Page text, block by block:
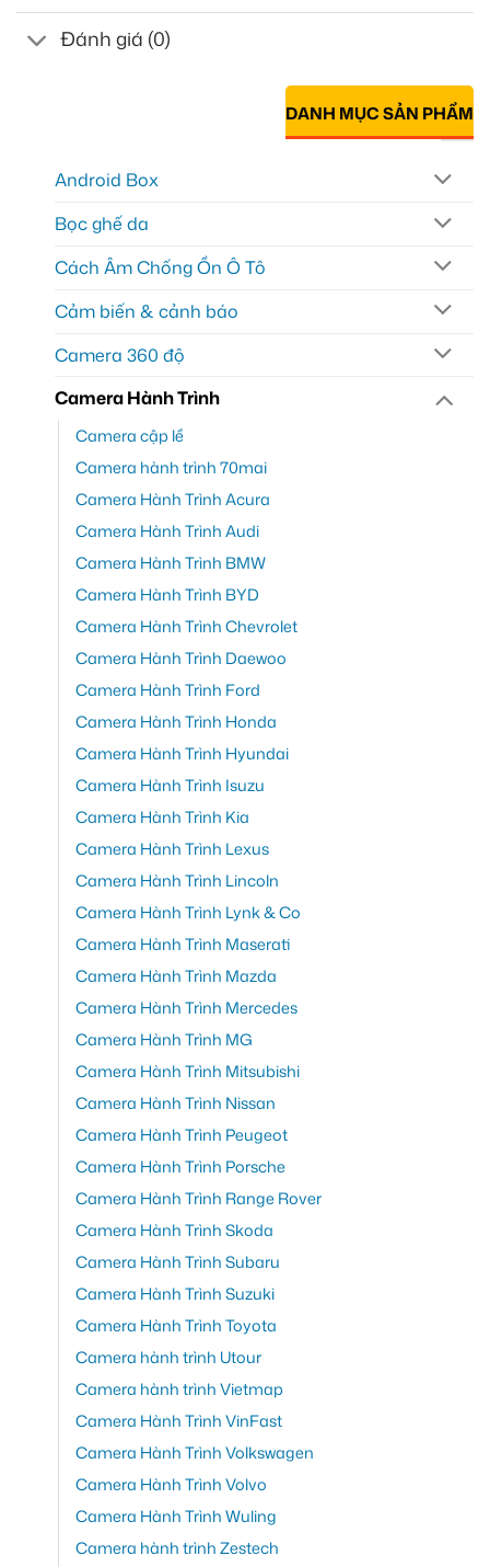
Đánh giá (0)
DANH MỤC SẢN PHẨM
Android Box
Bọc ghế da
Cách Âm Chống Ồn Ô Tô
Cảm biến & cảnh báo
Camera 360 độ
Camera Hành Trình
Camera cập lề
Camera hành trình 70mai
Camera Hành Trình Acura
Camera Hành Trình Audi
Camera Hành Trình BMW
Camera Hành Trình BYD
Camera Hành Trình Chevrolet
Camera Hành Trình Daewoo
Camera Hành Trình Ford
Camera Hành Trình Honda
Camera Hành Trình Hyundai
Camera Hành Trình Isuzu
Camera Hành Trình Kia
Camera Hành Trình Lexus
Camera Hành Trình Lincoln
Camera Hành Trình Lynk & Co
Camera Hành Trình Maserati
Camera Hành Trình Mazda
Camera Hành Trình Mercedes
Camera Hành Trình MG
Camera Hành Trình Mitsubishi
Camera Hành Trình Nissan
Camera Hành Trình Peugeot
Camera Hành Trình Porsche
Camera Hành Trình Range Rover
Camera Hành Trình Skoda
Camera Hành Trình Subaru
Camera Hành Trình Suzuki
Camera Hành Trình Toyota
Camera hành trình Utour
Camera hành trình Vietmap
Camera Hành Trình VinFast
Camera Hành Trình Volkswagen
Camera Hành Trình Volvo
Camera Hành Trình Wuling
Camera hành trình Zestech